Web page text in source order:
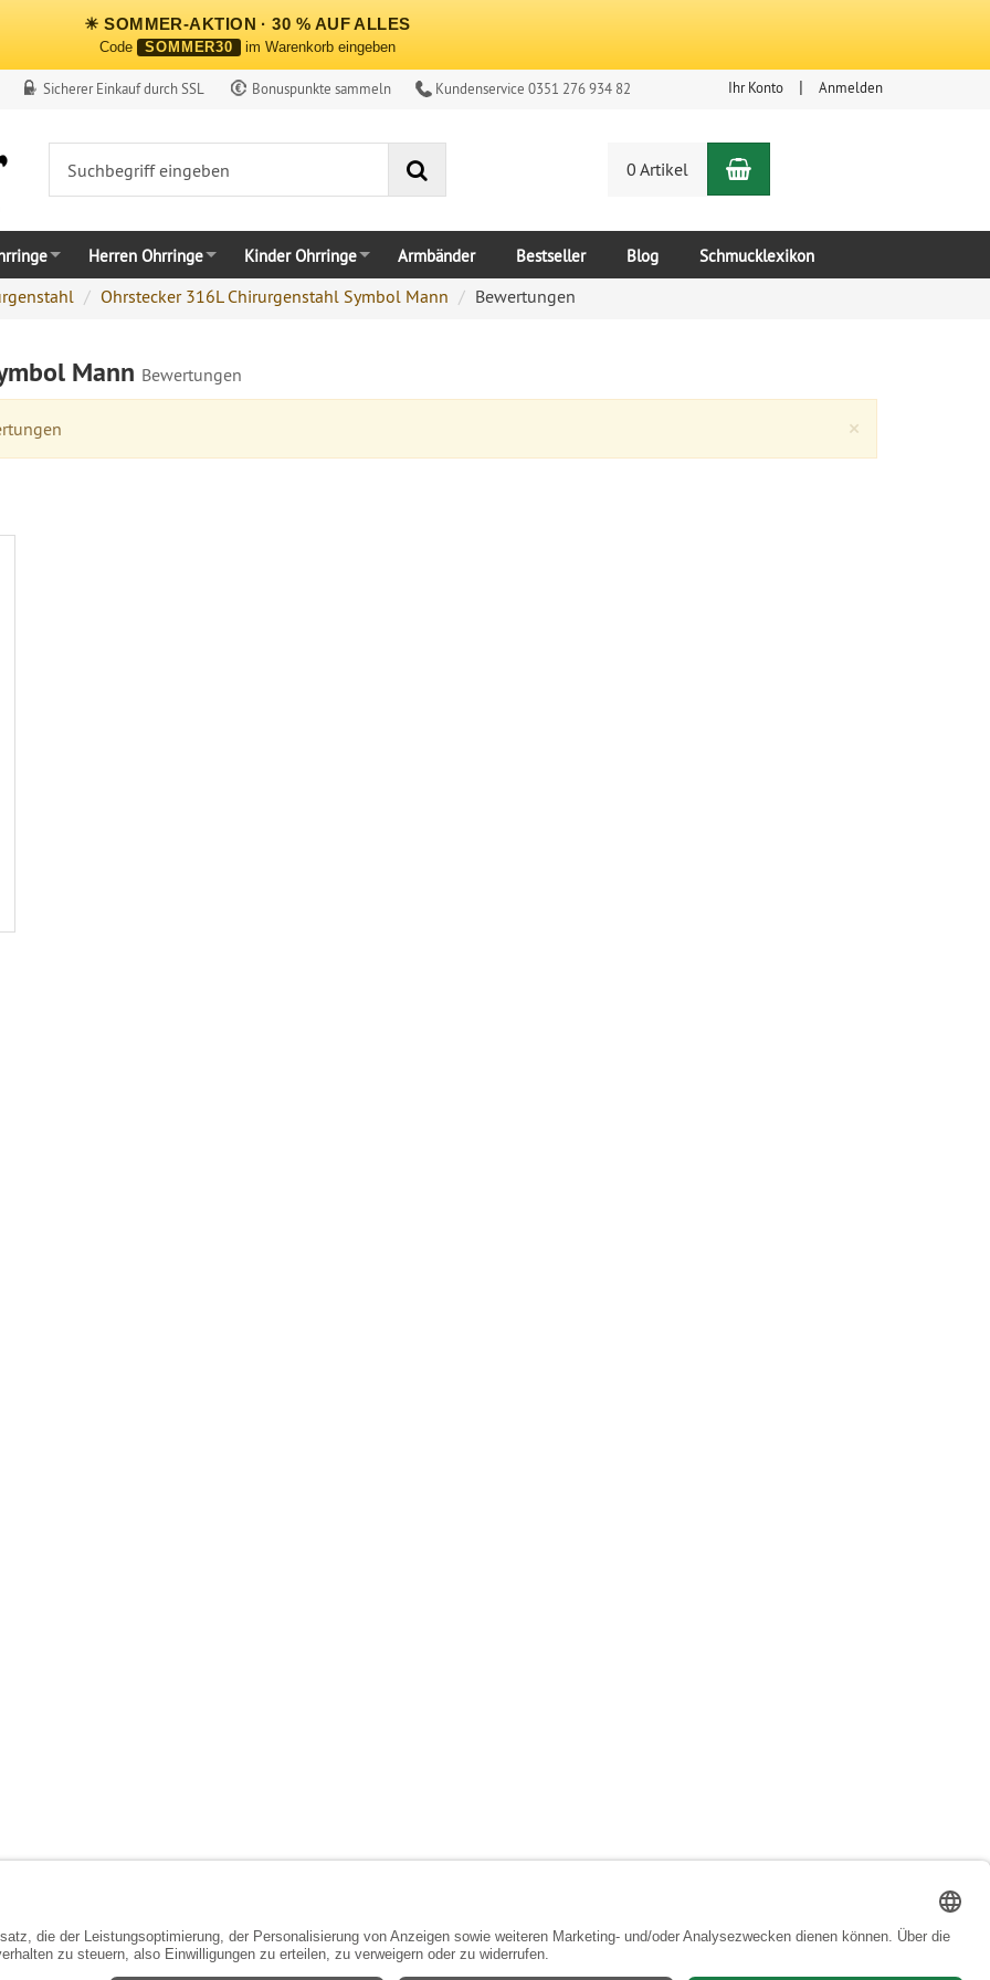
☀ SOMMER-AKTION · 30 % AUF ALLES
Code SOMMER30 im Warenkorb eingeben
Sicherer Einkauf durch SSL Bonuspunkte sammeln Kundenservice 0351 276 934 82 Ihr Konto Anmelden
0 Artikel Warenkorb
Herren Ohrringe Kinder Ohrringe Armbänder Bestseller Blog Schmucklexikon
Ohrstecker 316L Chirurgenstahl Symbol Mann Bewertungen
Mann Bewertungen
×